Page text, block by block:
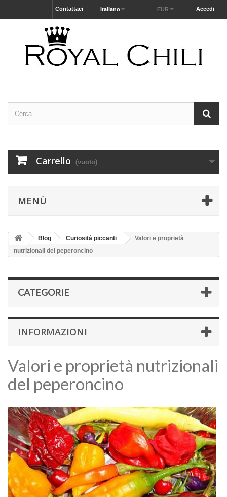
Accedi
EUR
Italiano
Contattaci
Carrello (vuoto)
MENÙ
Blog Curiosità piccanti
Valori e proprietà
nutrizionali del peperoncino
CATEGORIE
INFORMAZIONI
Valori e proprietà nutrizionali
del peperoncino